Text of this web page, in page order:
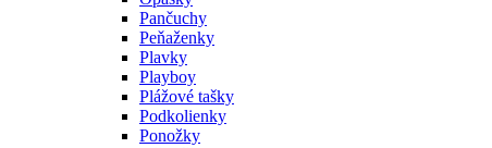
Pančuchy
Peňaženky
Plavky
Playboy
Plážové tašky
Podkolienky
Ponožky